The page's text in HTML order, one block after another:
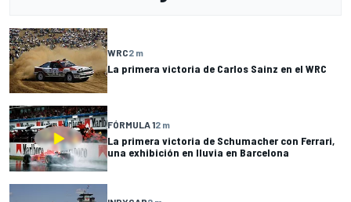
WRC2 m
La primera victoria de Carlos Sainz en el WRC
FÓRMULA 12 m
La primera victoria de Schumacher con Ferrari,
una exhibición en lluvia en Barcelona